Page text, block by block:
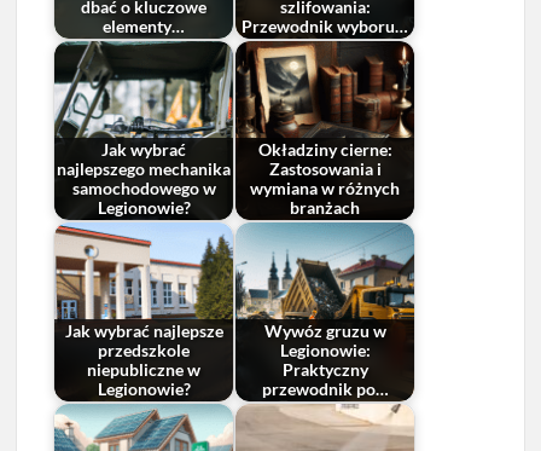
dbać o kluczowe
elementy…
szlifowania:
Przewodnik wyboru…
Jak wybrać
najlepszego mechanika
samochodowego w
Legionowie?
Okładziny cierne:
Zastosowania i
wymiana w różnych
branżach
Jak wybrać najlepsze
przedszkole
niepubliczne w
Legionowie?
Wywóz gruzu w
Legionowie:
Praktyczny
przewodnik po…